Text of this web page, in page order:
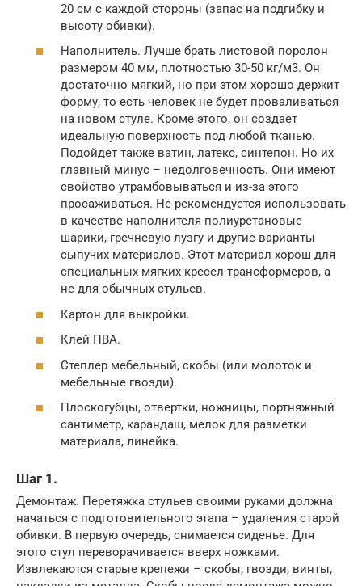
20 см с каждой стороны (запас на подгибку и
высоту обивки).
Наполнитель. Лучше брать листовой поролон
размером 40 мм, плотностью 30-50 кг/м3. Он
достаточно мягкий, но при этом хорошо держит
форму, то есть человек не будет проваливаться
на новом стуле. Кроме этого, он создает
идеальную поверхность под любой тканью.
Подойдет также ватин, латекс, синтепон. Но их
главный минус – недолговечность. Они имеют
свойство утрамбовываться и из-за этого
просаживаться. Не рекомендуется использовать
в качестве наполнителя полиуретановые
шарики, гречневую лузгу и другие варианты
сыпучих материалов. Этот материал хорош для
специальных мягких кресел-трансформеров, а
не для обычных стульев.
Картон для выкройки.
Клей ПВА.
Степлер мебельный, скобы (или молоток и
мебельные гвозди).
Плоскогубцы, отвертки, ножницы, портняжный
сантиметр, карандаш, мелок для разметки
материала, линейка.
Шаг 1.
Демонтаж. Перетяжка стульев своими руками должна
начаться с подготовительного этапа – удаления старой
обивки. В первую очередь, снимается сиденье. Для
этого стул переворачивается вверх ножками.
Извлекаются старые крепежи – скобы, гвозди, винты,